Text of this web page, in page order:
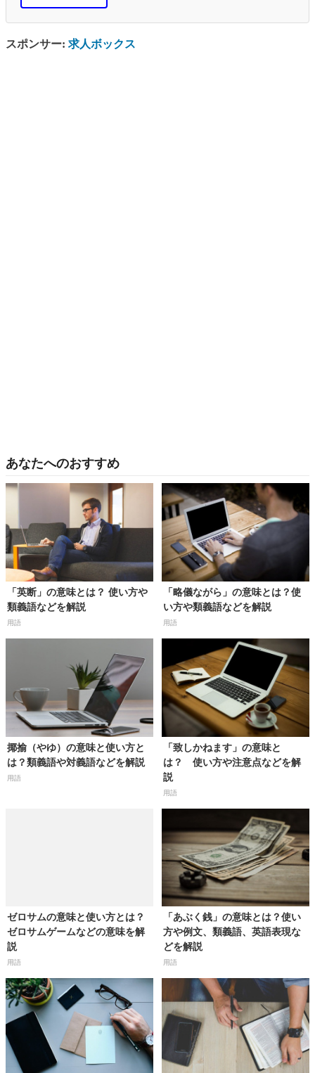
スポンサー: 求人ボックス
あなたへのおすすめ
「英断」の意味とは？ 使い方や
類義語などを解説
用語
「略儀ながら」の意味とは？使
い方や類義語などを解説
用語
揶揄（やゆ）の意味と使い方と
は？類義語や対義語などを解説
用語
「致しかねます」の意味と
は？ 使い方や注意点などを解
説
用語
ゼロサムの意味と使い方とは？
ゼロサムゲームなどの意味を解
説
用語
「あぶく銭」の意味とは？使い
方や例文、類義語、英語表現な
どを解説
用語